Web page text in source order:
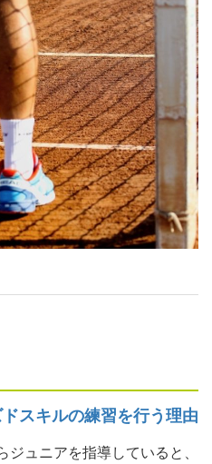
スキルの練習を行う理由
ジュニアを指導していると、